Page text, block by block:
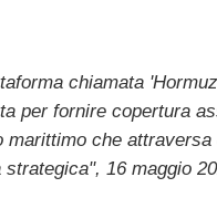
chiamata
per fornire copertura
marittimo che attraversa
strategica", 16 maggio